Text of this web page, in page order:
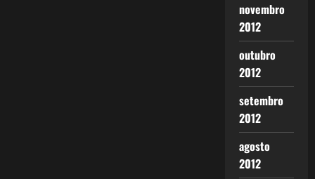
novembro
2012
outubro
2012
setembro
2012
agosto
2012